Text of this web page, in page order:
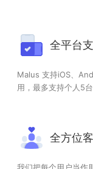
全平台
Malus 支持iOS、
用，最多支持个人5
全方位
我们把每个用户当作